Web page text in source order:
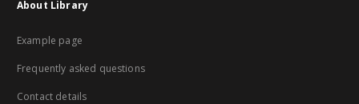
About Library
Example page
Frequently asked questions
Contact details